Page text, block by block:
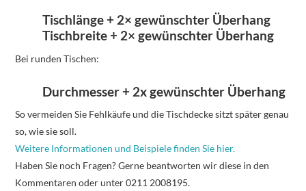
Tischlänge + 2× gewünschter Überhang
Tischbreite + 2× gewünschter Überhang
Bei runden Tischen:
Durchmesser + 2x gewünschter Überhang
So vermeiden Sie Fehlkäufe und die Tischdecke sitzt später genau
so, wie sie soll.
Weitere Informationen und Beispiele finden Sie hier.
Haben Sie noch Fragen? Gerne beantworten wir diese in den
Kommentaren oder unter 0211 2008195.